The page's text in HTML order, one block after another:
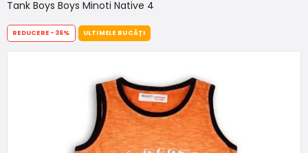
Tank Boys Boys Minoti Native 4
REDUCERE -36% ULTIMELE BUCĂȚI